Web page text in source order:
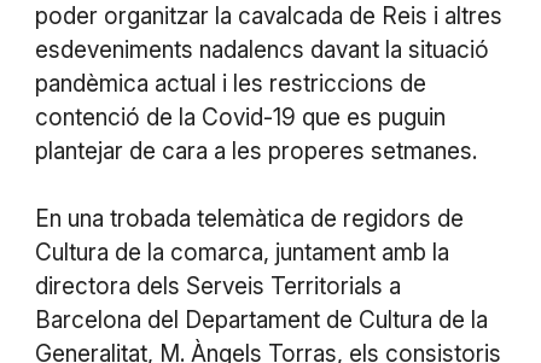
poder organitzar la cavalcada de Reis i altres
esdeveniments nadalencs davant la situació
pandèmica actual i les restriccions de
contenció de la Covid-19 que es puguin
plantejar de cara a les properes setmanes.
En una trobada telemàtica de regidors de
Cultura de la comarca, juntament amb la
directora dels Serveis Territorials a
Barcelona del Departament de Cultura de la
Generalitat, M. Àngels Torras, els consistoris